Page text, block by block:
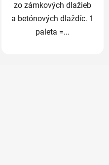
zo zámkových dlažieb
a betónových dlaždíc. 1
paleta =...